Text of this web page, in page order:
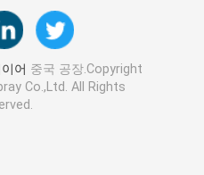
어 중국 공장.Copyright
Co.,Ltd. All Rights